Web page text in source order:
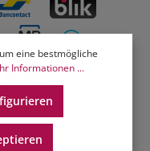
eine bestmögliche
Informationen ...